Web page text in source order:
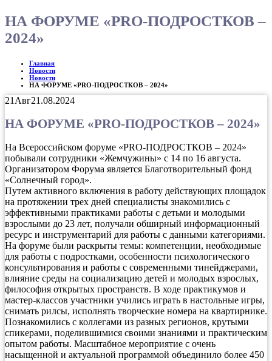
НА ФОРУМЕ «PRO-ПОДРОСТКОВ –
2024»
Главная
Новости
Новости
НА ФОРУМЕ «PRO-ПОДРОСТКОВ – 2024»
21 Авг21.08.2024
НА ФОРУМЕ «PRO-ПОДРОСТКОВ – 2024»
На Всероссийском форуме «PRO-ПОДРОСТКОВ – 2024»
побывали сотрудники «Жемчужины» с 14 по 16 августа.
Организатором Форума является Благотворительный фонд
«Солнечный город».
Путем активного включения в работу действующих площадок
на протяжении трех дней специалисты знакомились с
эффективными практиками работы с детьми и молодыми
взрослыми до 23 лет, получали обширный информационный
ресурс и инструментарий для работы с данными категориями.
На форуме были раскрыты темы: компетенции, необходимые
для работы с подростками, особенности психологического
консультирования и работы с современными тинейджерами,
влияние среды на социализацию детей и молодых взрослых,
философия открытых пространств. В ходе практикумов и
мастер-классов участники учились играть в настольные игры,
снимать рилсы, исполнять творческие номера на квартирнике.
Познакомились с коллегами из разных регионов, крутыми
спикерами, поделившимися своими знаниями и практическим
опытом работы. Масштабное мероприятие с очень
насыщенной и актуальной программой объединило более 450